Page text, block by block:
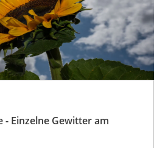
- Einzelne Gewitter am